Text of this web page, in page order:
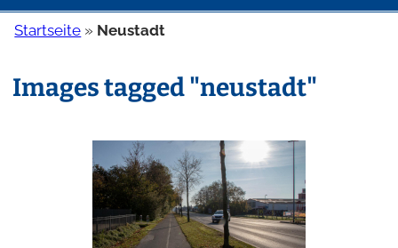
Startseite » Neustadt
Images tagged "neustadt"